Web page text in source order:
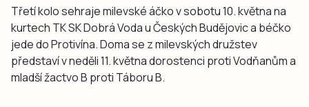
Třetí kolo sehraje milevské áčko v sobotu 10. května na
kurtech TK SK Dobrá Voda u Českých Budějovic a béčko
jede do Protivína. Doma se z milevských družstev
představí v neděli 11. května dorostenci proti Vodňanům a
mladší žactvo B proti Táboru B.